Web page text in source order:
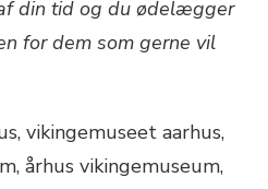
din tid og du ødelægger
for dem som gerne vil